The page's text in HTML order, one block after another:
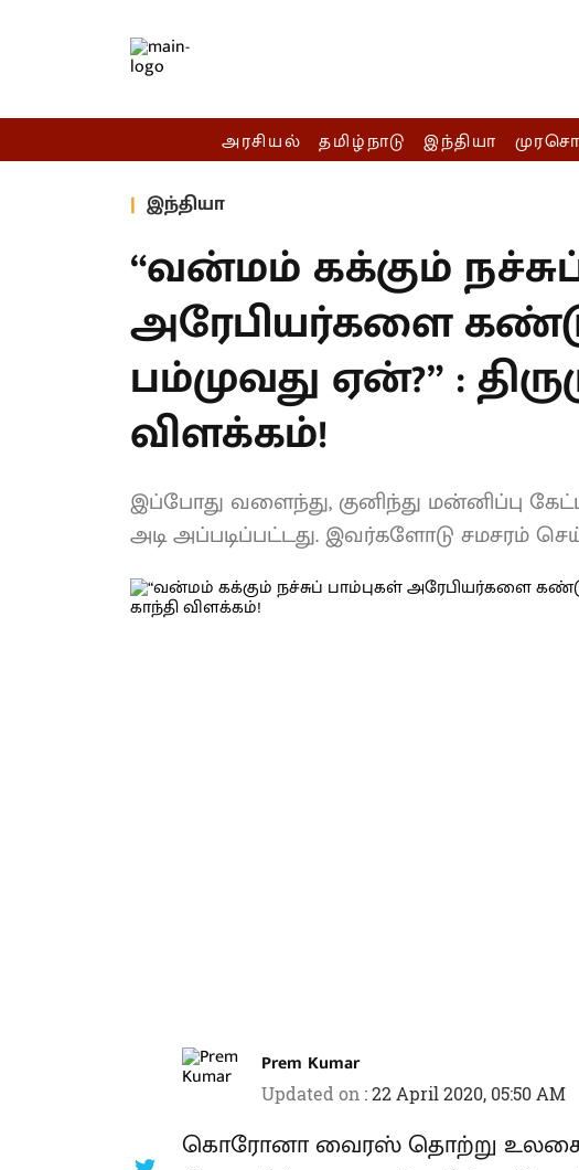
அரசியல் தமிழ்நாடு இந்தியா
இந்தியா
“வன்மம் கக்கும்
அரேபியர்களை
பம்முவது ஏன்?” :
விளக்கம்!
இப்போது வளைந்து, குனிந்து மன்னிப்பு
அடி அப்படிப்பட்டது. இவர்களோடு சமசரம்
Prem Kumar
Updated on :22 April 2020, 05:50 AM
கொரோனா வைரஸ் தொற்று